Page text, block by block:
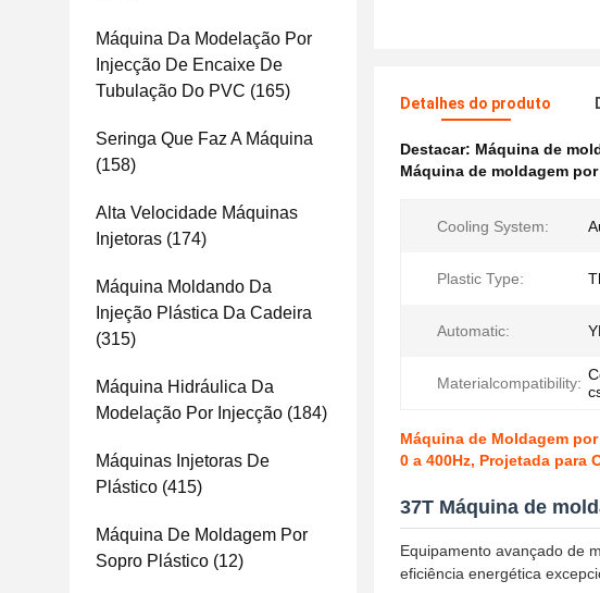
Máquina Da Modelação Por
Injecção De Encaixe De
Tubulação Do PVC (165)
Seringa Que Faz A Máquina
(158)
Alta Velocidade Máquinas
Injetoras (174)
Máquina Moldando Da
Injeção Plástica Da Cadeira
(315)
Máquina Hidráulica Da
Modelação Por Injecção (184)
Máquinas Injetoras De
Plástico (415)
Máquina De Moldagem Por
Sopro Plástico (12)
Detalhes do produto
Destacar: Máquina de
Máquina de moldagem
Cooling System:
Plastic Type:
Automatic:
Materialcompatibility:
Máquina de Moldagem
0 a 400Hz, Projetada para
37T Máquina de
Equipamento avançado de
eficiência energética